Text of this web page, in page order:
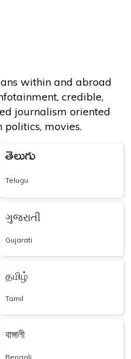
within and abroad
credible,
journalism oriented
politics, movies.
తెలుగు
Telugu
ગુજરાતી
Gujarati
தமிழ்
Tamil
বাঙ্গালী
Bengali